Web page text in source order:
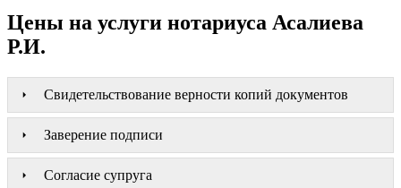
Цены на услуги нотариуса Асалиева
Р.И.
Свидетельствование верности копий документов
Заверение подписи
Согласие супруга